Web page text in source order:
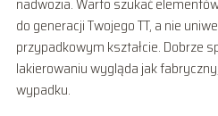
do generacji Twojego TT, a nie
przypadkowym kształcie. Dobrze
lakierowaniu wygląda jak
wypadku.